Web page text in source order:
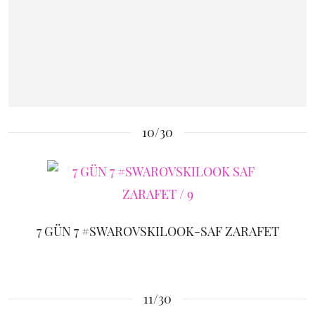
10/30
7 GÜN 7 #SWAROVSKILOOK-SAF ZARAFET
11/30